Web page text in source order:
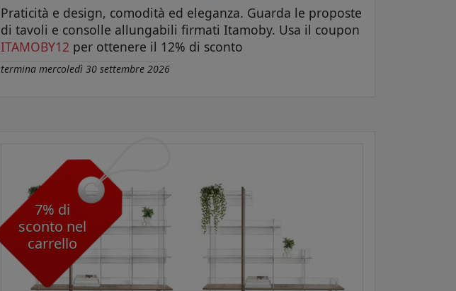
Praticità e design, comodità ed eleganza. Guarda le proposte
di tavoli e consolle allungabili firmati Itamoby. Usa il coupon
ITAMOBY12 per ottenere il 12% di sconto
termina mercoledì 30 settembre 2026
7% di
sconto nel
carrello